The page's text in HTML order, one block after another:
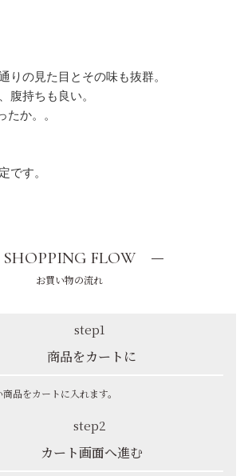
りの見た目とその味も抜群。
腹持ちも良い。
か。。
です。
SHOPPING FLOW
お買い物の流れ
step1
商品をカートに
品をカートに入れます。
step2
カート画面へ進む